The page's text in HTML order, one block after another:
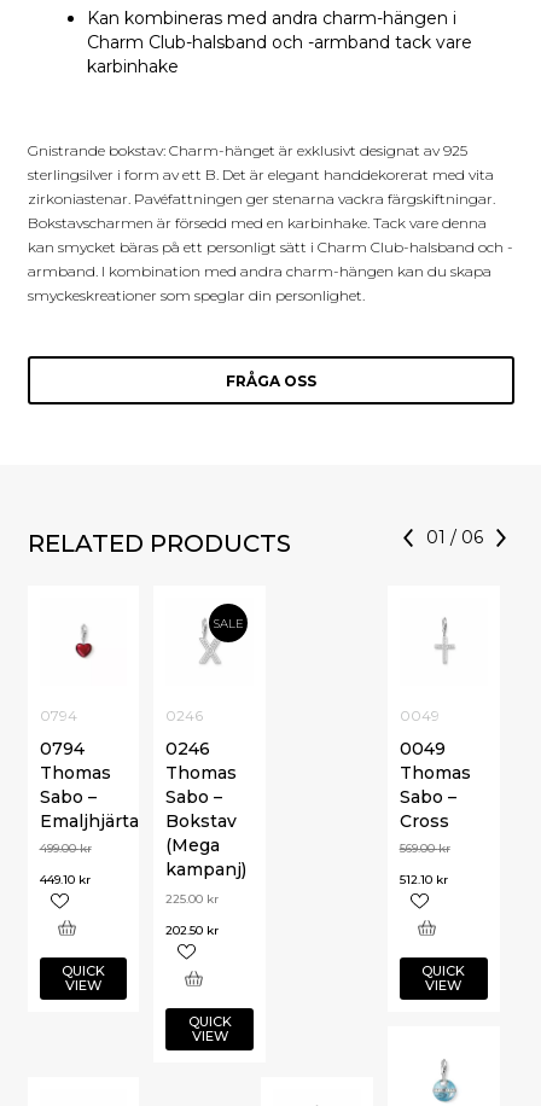
Kan kombineras med andra charm-hängen i
Charm Club-halsband och -armband tack vare
karbinhake
Gnistrande bokstav: Charm-hänget är exklusivt designat av 925
sterlingsilver i form av ett B. Det är elegant handdekorerat med vita
zirkoniastenar. Pavéfattningen ger stenarna vackra färgskiftningar.
Bokstavscharmen är försedd med en karbinhake. Tack vare denna
kan smycket bäras på ett personligt sätt i Charm Club-halsband och -
armband. I kombination med andra charm-hängen kan du skapa
smyckeskreationer som speglar din personlighet.
FRÅGA OSS
RELATED PRODUCTS 01 / 06
0794
0794
Thomas
Sabo –
Emaljhjärta
499.00kr
449.10 kr
QUICK
VIEW
0049
0049
Thomas
Sabo –
Cross
569.00kr
512.10 kr
QUICK
VIEW
SALE
0246
0246
Thomas
Sabo –
Bokstav
(Mega
kampanj)
225.00 kr
202.50 kr
QUICK
VIEW